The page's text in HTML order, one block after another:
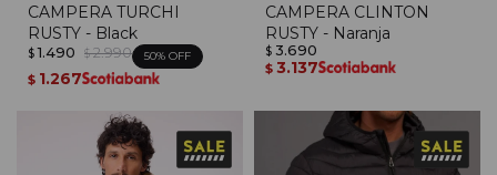
CAMPERA TURCHI
RUSTY - Black
$ 1.490 $ 2.990 50
$ 1.267
CAMPERA CLINTON
RUSTY - Naranja
$ 3.690
$ 3.137